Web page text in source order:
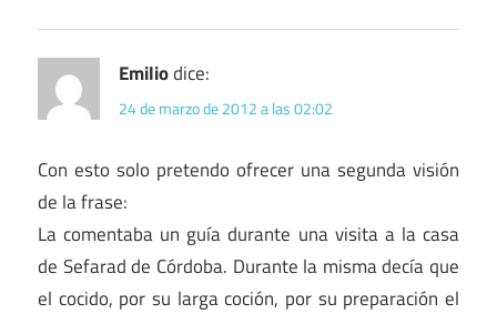
Emiliodice:
24 de marzo de 2012 a las 02:02
Con esto solo pretendo ofrecer una segunda visión
de la frase:
La comentaba un guía durante una visita a la casa
de Sefarad de Córdoba. Durante la misma decía que
el cocido, por su larga coción, por su preparación el